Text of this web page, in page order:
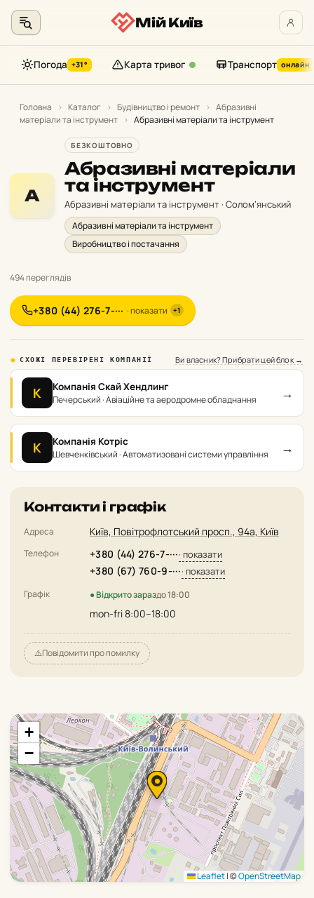
контенту
Мій Київ
Погода +31° Карта тривог Транспорт онлайн
Головна › Каталог › Будівництво і ремонт › Абразивні
матеріали та інструмент › Абразивні матеріали та інструмент
А
БЕЗКОШТОВНО
Абразивні матеріали
та інструмент
Абразивні матеріали та інструмент · Солом’янський
Абразивні матеріали та інструмент
Виробництво і постачання
494 переглядів
+380 (44) 276-7-··· · показати +1
СХОЖІ ПЕРЕВІРЕНІ КОМПАНІЇ Ви власник? Прибрати цей блок →
К Компанія Скай Хендлинг
Печерський · Авіаційне та аеродромне обладнання →
К Компанія Котріс
Шевченківський · Автоматизовані системи управління →
Контакти і графік
Адреса Київ, Повітрофлотський просп., 94а, Київ
Телефон +380 (44) 276-7-···· показати
+380 (67) 760-9-···· показати
Графік ● Відкрито зараздо 18:00
mon-fri 8:00–18:00
⚠️Повідомити про помилку
+
−
Leaflet|©OpenStreetMap